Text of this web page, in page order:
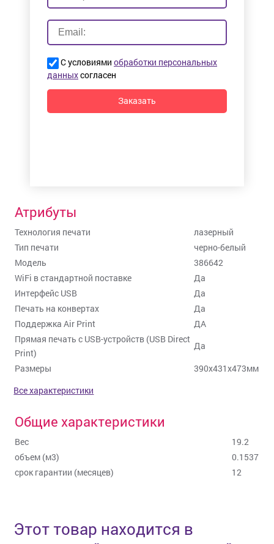
С условиями обработки персональных
данныхсогласен
Заказать
Атрибуты
Технология печати
лазерный
Тип печати
черно-белый
Модель
386642
WiFi в стандартной поставке
Да
Интерфейс USB
Да
Печать на конвертах
Да
Поддержка Air Print
ДА
Прямая печать с USB-устройств (USB Direct
Print)
Да
Размеры
390x431x473мм
Все характеристики
Общие характеристики
Вес
19.2
объем (м3)
0.1537
срок гарантии (месяцев)
12
Этот товар находится в